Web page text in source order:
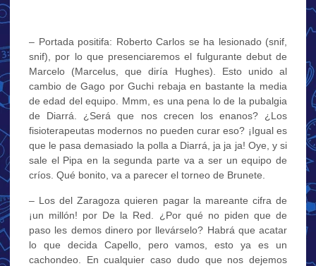
– Portada positifa: Roberto Carlos se ha lesionado (snif,
snif), por lo que presenciaremos el fulgurante debut de
Marcelo (Marcelus, que diría Hughes). Esto unido al
cambio de Gago por Guchi rebaja en bastante la media
de edad del equipo. Mmm, es una pena lo de la pubalgia
de Diarrá. ¿Será que nos crecen los enanos? ¿Los
fisioterapeutas modernos no pueden curar eso? ¡Igual es
que le pasa demasiado la polla a Diarrá, ja ja ja! Oye, y si
sale el Pipa en la segunda parte va a ser un equipo de
críos. Qué bonito, va a parecer el torneo de Brunete.
– Los del Zaragoza quieren pagar la mareante cifra de
¡un millón! por De la Red. ¿Por qué no piden que de
paso les demos dinero por llevárselo? Habrá que acatar
lo que decida Capello, pero vamos, esto ya es un
cachondeo. En cualquier caso dudo que nos dejemos